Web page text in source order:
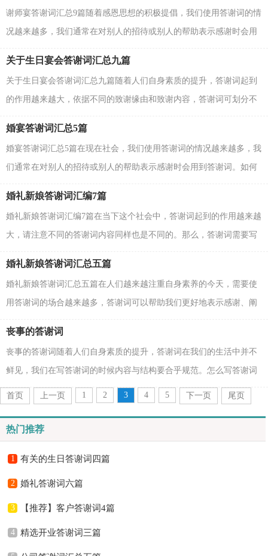
谢师宴答谢词汇总9篇随着感恩思想的积极提倡，我们使用答谢词的情
况越来越多，我们通常在对别人的招待或别人的帮助表示感谢时会用
关于生日宴会答谢词汇总九篇
关于生日宴会答谢词汇总九篇随着人们自身素质的提升，答谢词起到
的作用越来越大，依据不同的致谢缘由和致谢内容，答谢词可划分不
婚宴答谢词汇总5篇
婚宴答谢词汇总5篇在现在社会，我们使用答谢词的情况越来越多，我
们通常在对别人的招待或别人的帮助表示感谢时会用到答谢词。如何
婚礼新娘答谢词汇编7篇
婚礼新娘答谢词汇编7篇在当下这个社会中，答谢词起到的作用越来越
大，请注意不同的答谢词内容同样也是不同的。那么，答谢词需要写
婚礼新娘答谢词汇总五篇
婚礼新娘答谢词汇总五篇在人们越来越注重自身素养的今天，需要使
用答谢词的场合越来越多，答谢词可以帮助我们更好地表示感谢、阐
丧事的答谢词
丧事的答谢词随着人们自身素质的提升，答谢词在我们的生活中并不
鲜见，我们在写答谢词的时候内容与结构要合乎规范。怎么写答谢词
才能避免踩雷呢？下面是小编整理的丧事的答谢词，仅...
首页 上一页 1 2 3 4 5 下一页 尾页
热门推荐
1 有关的生日答谢词四篇
2 婚礼答谢词六篇
3 【推荐】客户答谢词4篇
4 精选开业答谢词三篇